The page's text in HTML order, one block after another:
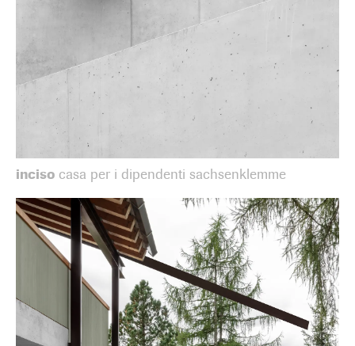
inciso casa per i dipendenti sachsenklemme